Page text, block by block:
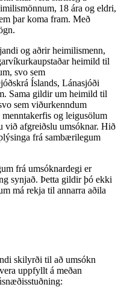
18 ára og eldri,
þar koma fram. Með
og aðrir heimilismenn,
heimild til
svo sem
Íslands, Lánasjóði
Sama gildir um heimild til
sem viðurkenndum
og leigusölum
við afgreiðslu umsóknar. Hið
frá sambærilegum
frá umsóknardegi er
synjað. Þetta gildir þó ekki
má rekja til annarra aðila
skilyrði til að umsókn
uppfyllt á meðan